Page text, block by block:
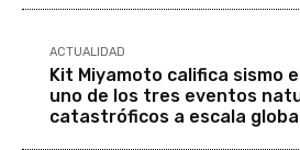
ACTUALIDAD
Kit Miyamoto califica sismo
uno de los tres eventos
catastróficos a escala